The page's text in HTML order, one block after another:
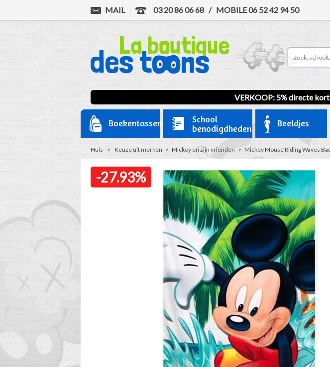
MAIL 03 20 86 06 68 / MOBILE06 52 42 94 50
VERKOOP: 5% directe
Boekentassen
School
benodigdheden
Beeldjes
Huis > Keuze uit merken > Mickey en zijn vrienden > Mickey Mouse Riding Waves
-27.93%